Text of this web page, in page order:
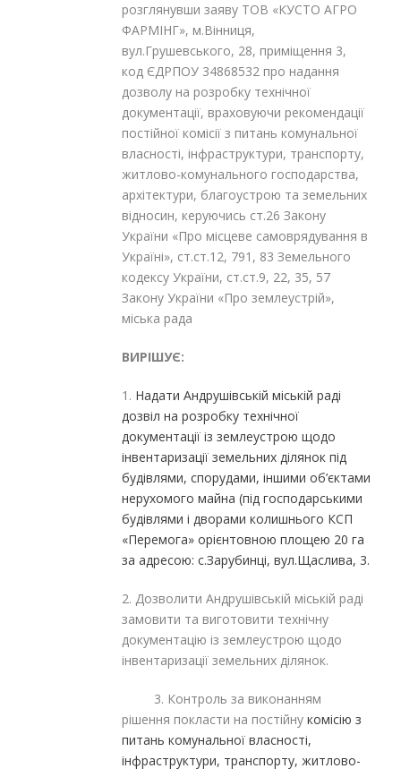
розглянувши заяву ТОВ «КУСТО АГРО
ФАРМІНГ», м.Вінниця,
вул.Грушевського, 28, приміщення 3,
код ЄДРПОУ 34868532 про надання
дозволу на розробку технічної
документації, враховуючи рекомендації
постійної комісії з питань комунальної
власності, інфраструктури, транспорту,
житлово-комунального господарства,
архітектури, благоустрою та земельних
відносин, керуючись ст.26 Закону
України «Про місцеве самоврядування в
Україні», ст.ст.12, 791 , 83 Земельного
кодексу України, ст.ст.9, 22, 35, 57
Закону України «Про землеустрій»,
міська рада
ВИРІШУЄ:
1. Надати Андрушівській міській раді
дозвіл на розробку технічної
документації із землеустрою щодо
інвентаризації земельних ділянок під
будівлями, спорудами, іншими об’єктами
нерухомого майна (під господарськими
будівлями і дворами колишнього КСП
«Перемога» орієнтовною площею 20 га
за адресою: с.Зарубинці, вул.Щаслива, 3.
2. Дозволити Андрушівській міській раді
замовити та виготовити технічну
документацію із землеустрою щодо
інвентаризації земельних ділянок.
3. Контроль за виконанням
рішення покласти на постійну комісію з
питань комунальної власності,
інфраструктури, транспорту, житлово-